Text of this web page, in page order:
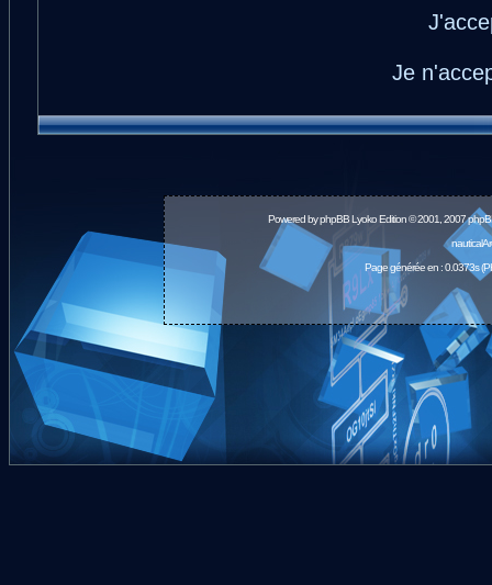
Je
Powered byphpBBLyoko Edition © 2001, 2007
Page générée en : 0.0373s